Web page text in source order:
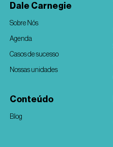
Dale Carnegie
Sobre Nós
Agenda
Casos de sucesso
Nossas unidades
Conteúdo
Blog